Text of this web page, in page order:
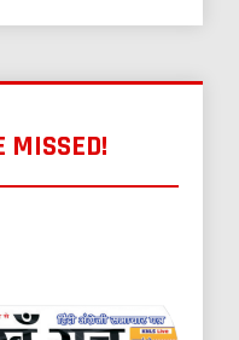
MISSED!